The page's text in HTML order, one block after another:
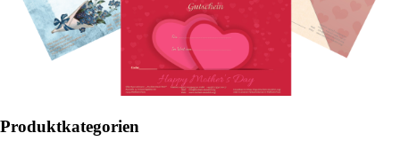
Produktkategorien